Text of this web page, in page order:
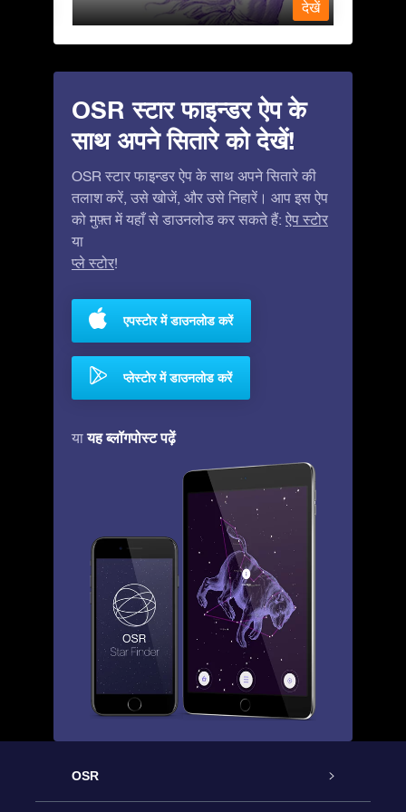
देखें
OSR स्टार फाइन्डर ऐप के
साथ अपने सितारे को देखें!
OSR स्टार फाइन्डर ऐप के साथ अपने सितारे की
तलाश करें, उसे खोजें, और उसे निहारें। आप इस ऐप
को मुफ़्त में यहाँ से डाउनलोड कर सकते हैं: ऐप स्टोर
या
प्ले स्टोर!
एपस्टोर में डाउनलोड करें
प्लेस्टोर में डाउनलोड करें
यायह ब्लॉगपोस्ट पढ़ें
OSR